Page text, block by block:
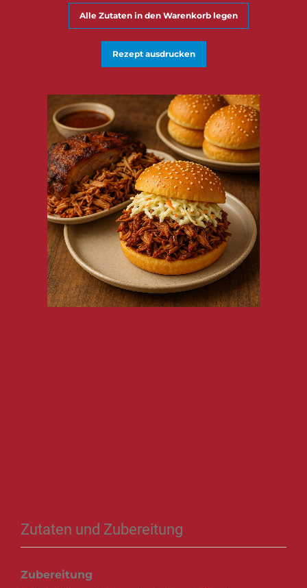
Alle Zutaten in den Warenkorb legen
Rezept ausdrucken
Zutaten und Zubereitung
Zubereitung